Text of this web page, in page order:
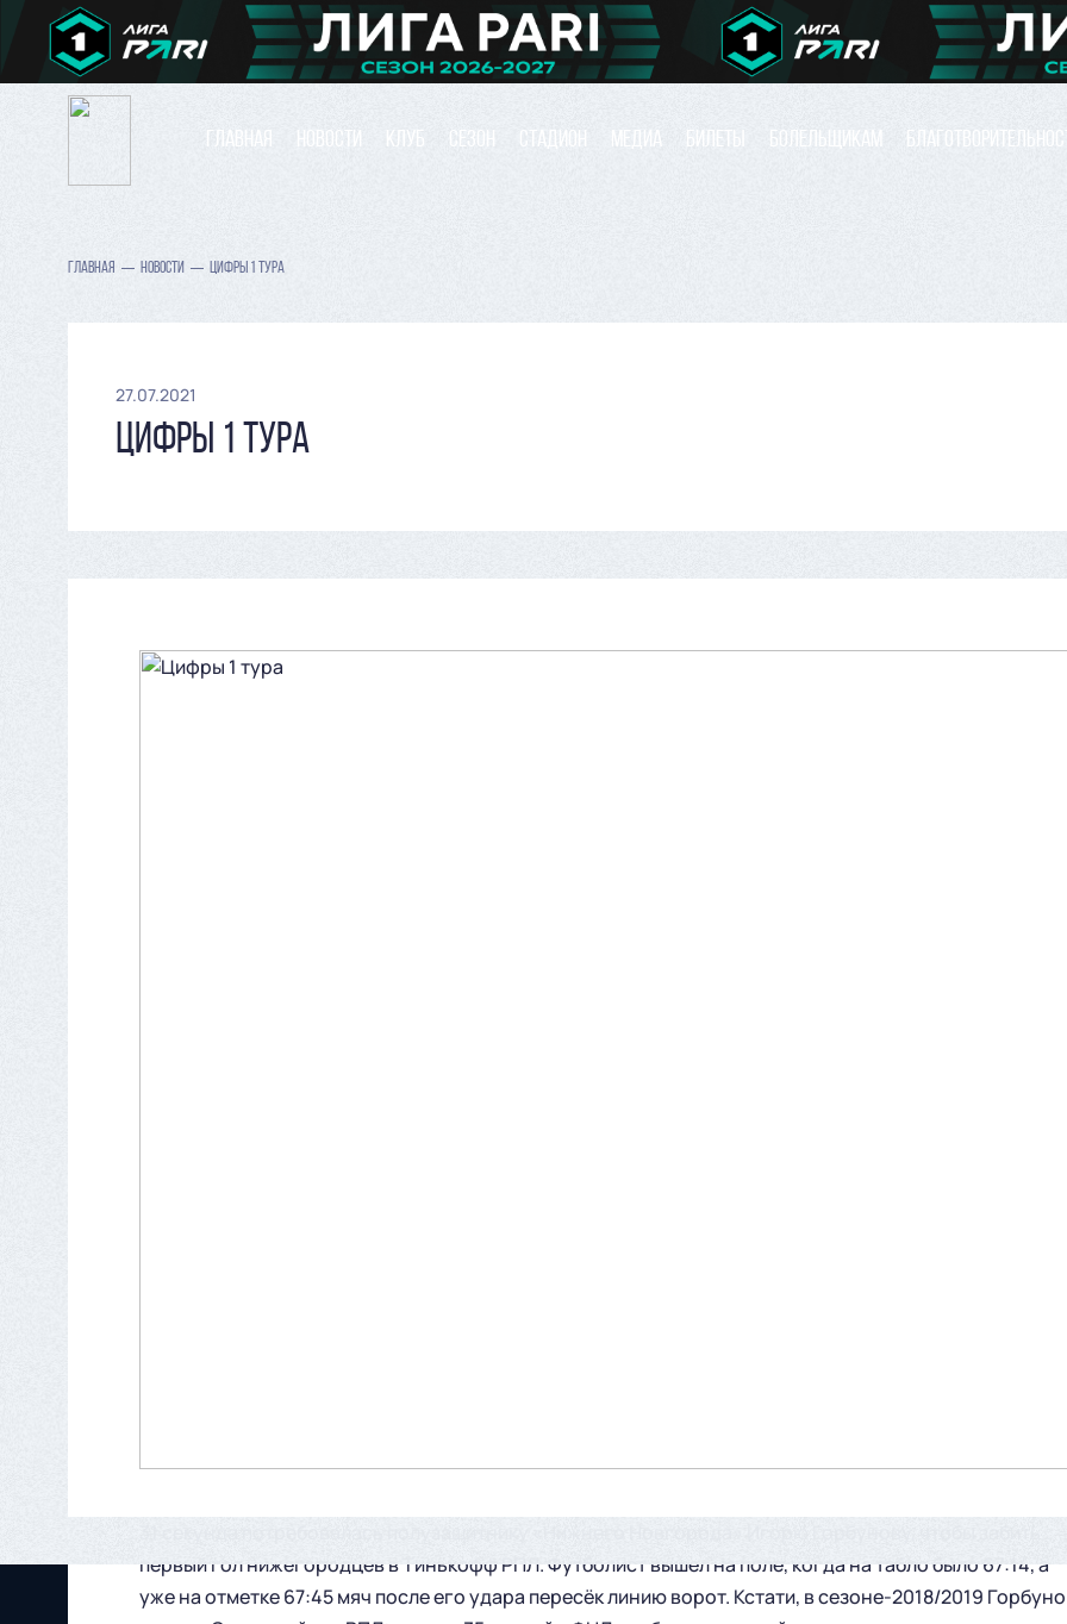
ГЛАВНАЯ НОВОСТИ КЛУБ СЕЗОН СТАДИОН МЕДИА БИЛЕТЫ БОЛЕЛЬЩИКАМ
ГЛАВНАЯ НОВОСТИ ЦИФРЫ 1 ТУРА
27.07.2021
ЦИФРЫ 1 ТУРА
первый гол нижегородцев в Тинькофф РПЛ. Футболист вышел на поле, когда на табло было 67:14, а
уже на отметке 67:45 мяч после его удара пересёк линию ворот. Кстати, в сезоне-2018/2019